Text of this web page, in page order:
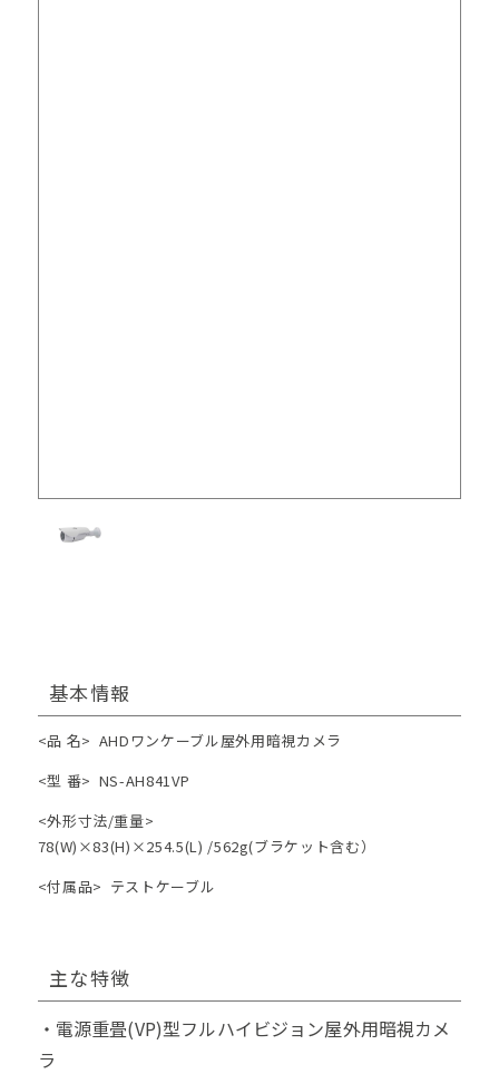
基本情報
<品 名> AHDワンケーブル屋外用暗視カメラ
<型 番> NS-AH841VP
<外形寸法/重量>
78(W)×83(H)×254.5(L) /562g(ブラケット含む）
<付属品> テストケーブル
主な特徴
・電源重畳(VP)型フルハイビジョン屋外用暗視カメ
ラ